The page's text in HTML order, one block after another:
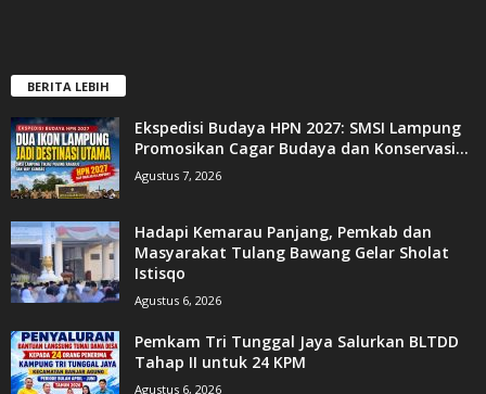
BERITA LEBIH
Ekspedisi Budaya HPN 2027: SMSI Lampung
Promosikan Cagar Budaya dan Konservasi...
Agustus 7, 2026
Hadapi Kemarau Panjang, Pemkab dan
Masyarakat Tulang Bawang Gelar Sholat
Istisqo
Agustus 6, 2026
Pemkam Tri Tunggal Jaya Salurkan BLTDD
Tahap II untuk 24 KPM
Agustus 6, 2026